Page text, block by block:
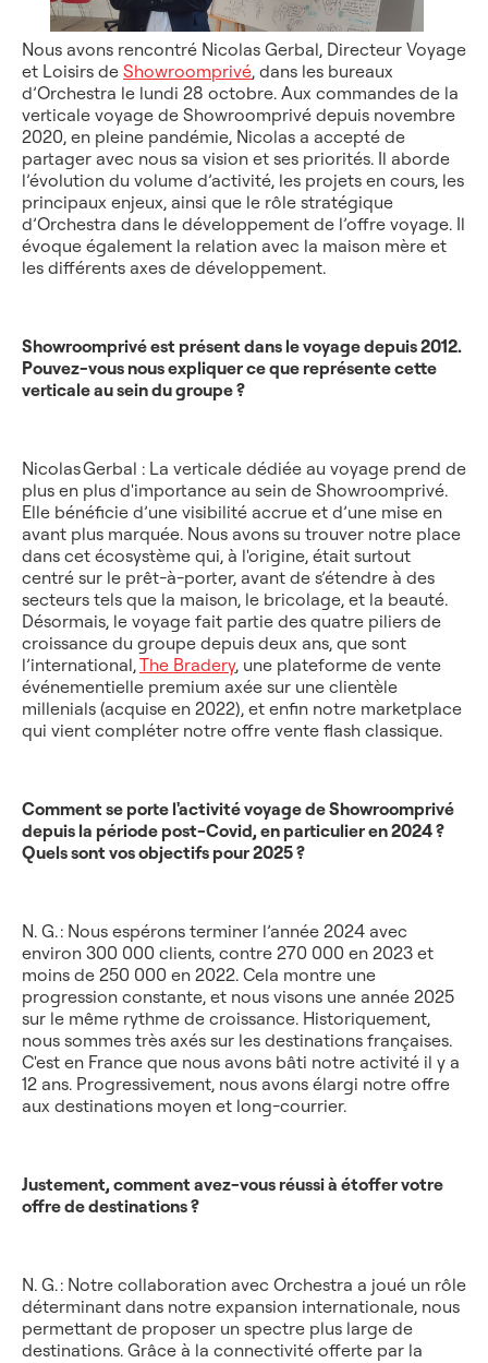
Nous avons rencontré Nicolas Gerbal, Directeur Voyage
et Loisirs de Showroomprivé, dans les bureaux
d’Orchestra le lundi 28 octobre. Aux commandes de la
verticale voyage de Showroomprivé depuis novembre
2020, en pleine pandémie, Nicolas a accepté de
partager avec nous sa vision et ses priorités. Il aborde
l’évolution du volume d’activité, les projets en cours, les
principaux enjeux, ainsi que le rôle stratégique
d’Orchestra dans le développement de l’offre voyage. Il
évoque également la relation avec la maison mère et
les différents axes de développement.
Showroomprivé est présent dans le voyage depuis 2012.
Pouvez-vous nous expliquer ce que représente cette
verticale au sein du groupe ?
Nicolas Gerbal : La verticale dédiée au voyage prend de
plus en plus d'importance au sein de Showroomprivé.
Elle bénéficie d’une visibilité accrue et d’une mise en
avant plus marquée. Nous avons su trouver notre place
dans cet écosystème qui, à l'origine, était surtout
centré sur le prêt-à-porter, avant de s’étendre à des
secteurs tels que la maison, le bricolage, et la beauté.
Désormais, le voyage fait partie des quatre piliers de
croissance du groupe depuis deux ans, que sont
l’international,The Bradery, une plateforme de vente
événementielle premium axée sur une clientèle
millenials (acquise en 2022), et enfin notre marketplace
qui vient compléter notre offre vente flash classique.
Comment se porte l'activité voyage de Showroomprivé
depuis la période post-Covid, en particulier en 2024 ?
Quels sont vos objectifs pour 2025 ?
N. G. : Nous espérons terminer l’année 2024 avec
environ 300 000 clients, contre 270 000 en 2023 et
moins de 250 000 en 2022. Cela montre une
progression constante, et nous visons une année 2025
sur le même rythme de croissance. Historiquement,
nous sommes très axés sur les destinations françaises.
C'est en France que nous avons bâti notre activité il y a
12 ans. Progressivement, nous avons élargi notre offre
aux destinations moyen et long-courrier.
Justement, comment avez-vous réussi à étoffer votre
offre de destinations ?
N. G. : Notre collaboration avec Orchestra a joué un rôle
déterminant dans notre expansion internationale, nous
permettant de proposer un spectre plus large de
destinations. Grâce à la connectivité offerte par la